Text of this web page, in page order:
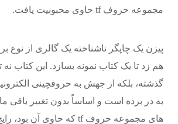
مجموعه حروف tf حاوی محبوبیت یافت.
پیزن یک چاپگر ناشناخته یک گالری از نوع
هم زد تا یک کتاب نمونه بسازد. این کتاب نه
گذشته، بلکه از جهش به حروفچینی
به در برده است و اساساً بدون تغییر باقی
های مجموعه حروف tf که حاوی آن بود، رایج شد.